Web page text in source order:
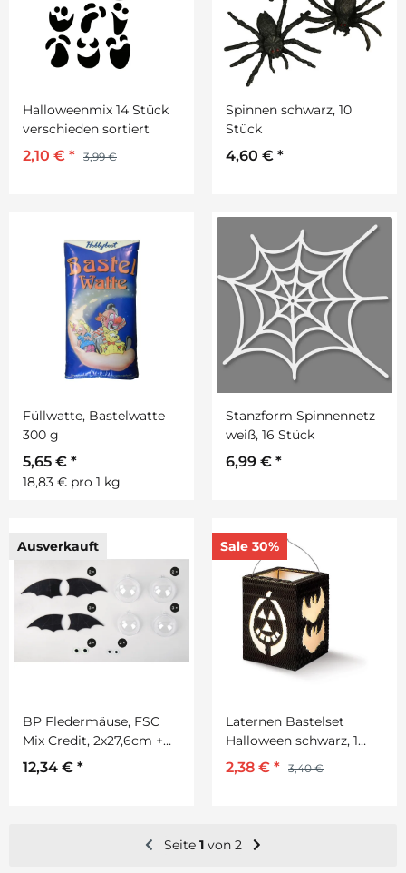
Halloweenmix 14 Stück
verschieden sortiert
2,10 € * 3,99 €
Spinnen schwarz, 10
Stück
4,60 € *
Füllwatte, Bastelwatte
300 g
5,65 € *
18,83 € pro 1 kg
Stanzform Spinnennetz
weiß, 16 Stück
6,99 € *
Ausverkauft
BP Fledermäuse, FSC
Mix Credit, 2x27,6cm +
3x23,9cm
12,34 € *
Sale 30%
Laternen Bastelset
Halloween schwarz, 1
Stück
2,38 € * 3,40 €
Seite 1 von 2